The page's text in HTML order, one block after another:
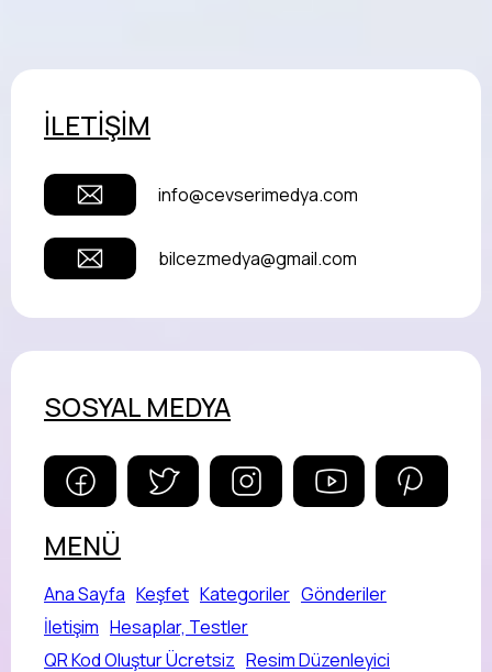
İLETİŞİM
info@cevserimedya.com
bilcezmedya@gmail.com
SOSYAL MEDYA
MENÜ
Ana Sayfa Keşfet Kategoriler Gönderiler
İletişim Hesaplar, Testler
QR Kod Oluştur Ücretsiz Resim Düzenleyici